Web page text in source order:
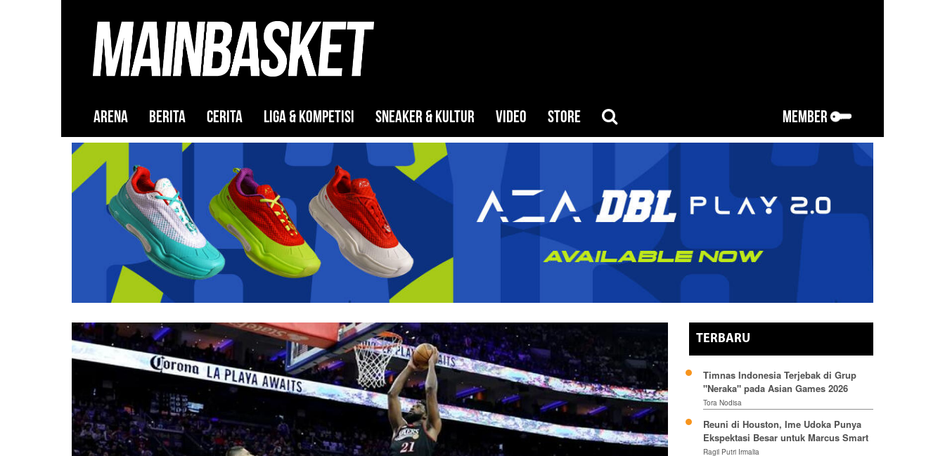
ARENA BERITA CERITA LIGA & KOMPETISI SNEAKER & KULTUR VIDEO STORE MEMBER
TERBARU
Timnas Indonesia Terjebak di Grup
"Neraka" pada Asian Games 2026
Tora Nodisa
Reuni di Houston, Ime Udoka Punya
Ekspektasi Besar untuk Marcus Smart
Ragil Putri Irmalia